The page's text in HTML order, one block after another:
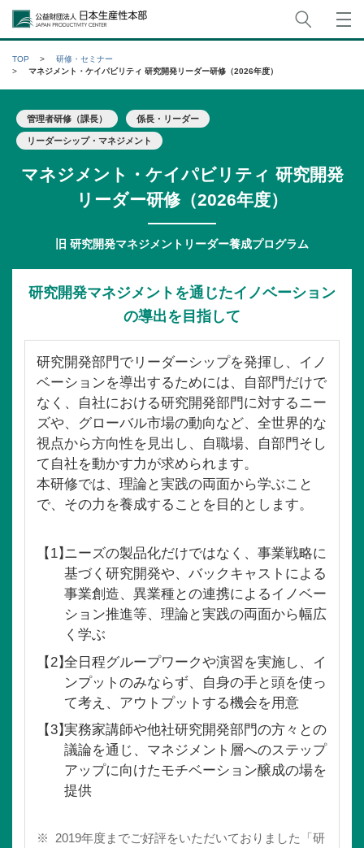
公益財団法人日本生産性本部
TOP
研修・セミナー
マネジメント・ケイパビリティ 研究開発リーダー研修（2026年度）
管理者研修（課長） 係長・リーダー
リーダーシップ・マネジメント
マネジメント・ケイパビリティ 研究開発
リーダー研修（2026年度）
旧 研究開発マネジメントリーダー養成プログラム
研究開発マネジメントを通じたイノベーション
の導出を目指して
研究開発部門でリーダーシップを発揮し、イノ
ベーションを導出するためには、自部門だけで
なく、自社における研究開発部門に対するニー
ズや、グローバル市場の動向など、全世界的な
視点から方向性を見出し、自職場、自部門そし
て自社を動かす力が求められます。
本研修では、理論と実践の両面から学ぶこと
で、その力を養成することを目的とします。
【1】ニーズの製品化だけではなく、事業戦略に
基づく研究開発や、バックキャストによる
事業創造、異業種との連携によるイノベー
ション推進等、理論と実践の両面から幅広
く学ぶ
【2】全日程グループワークや演習を実施し、イ
ンプットのみならず、自身の手と頭を使っ
て考え、アウトプットする機会を用意
【3】実務家講師や他社研究開発部門の方々との
議論を通じ、マネジメント層へのステップ
アップに向けたモチベーション醸成の場を
提供
※
2019年度までご好評をいただいておりました「研